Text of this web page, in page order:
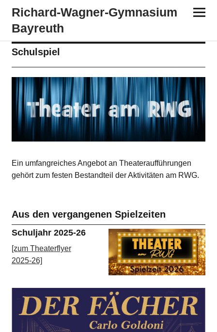
Richard-​​Wagner-​​Gymnasium
Bayreuth
Schulspiel
Ein umfangreiches Angebot an Theateraufführungen
gehört zum festen Bestandteil der Aktivitäten am RWG.
Aus den vergangenen Spielzeiten
Schuljahr 2025-26
[zum Theaterflyer
2025-26]